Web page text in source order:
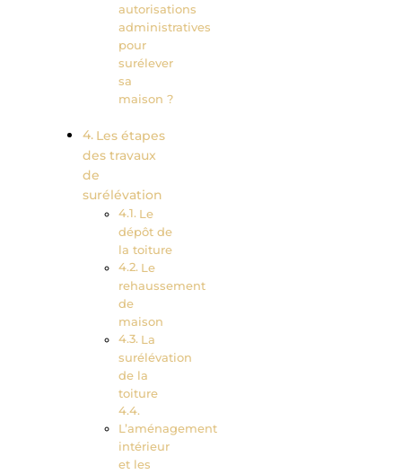
autorisations
administratives
pour
surélever
sa
maison ?
Les étapes
des travaux
de
surélévation
Le
dépôt de
la toiture
Le
rehaussement
de
maison
La
surélévation
de la
toiture
L’aménagement
intérieur
et les